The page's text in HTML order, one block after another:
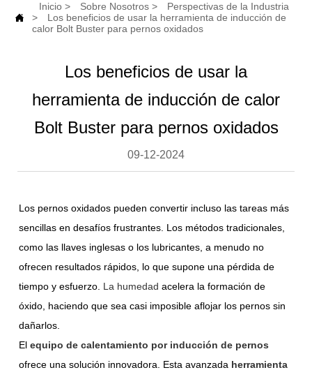

Inicio > Sobre Nosotros >
Perspectivas de la Industria
>
Los beneficios de usar la herramienta de inducción de
calor Bolt Buster para pernos oxidados
Los beneficios de usar la
herramienta de inducción de calor
Bolt Buster para pernos oxidados
09-12-2024
Los pernos oxidados pueden convertir incluso las tareas más
sencillas en desafíos frustrantes. Los métodos tradicionales,
como las llaves inglesas o los lubricantes, a menudo no
ofrecen resultados rápidos, lo que supone una pérdida de
tiempo y esfuerzo. La humedad acelera la formación de
óxido, haciendo que sea casi imposible aflojar los pernos sin
dañarlos.
El equipo de calentamiento por inducción de pernos
ofrece una solución innovadora. Esta avanzada herramienta